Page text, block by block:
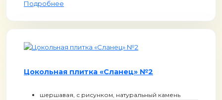
Подробнее
Цокольная плитка «Сланец» №2
шершавая, с рисунком, натуральный камень